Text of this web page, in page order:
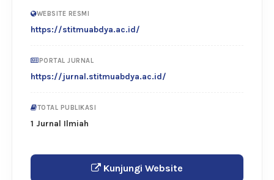
WEBSITE RESMI
https://stitmuabdya.ac.id/
PORTAL JURNAL
https://jurnal.stitmuabdya.ac.id/
TOTAL PUBLIKASI
1 Jurnal Ilmiah
Kunjungi Website